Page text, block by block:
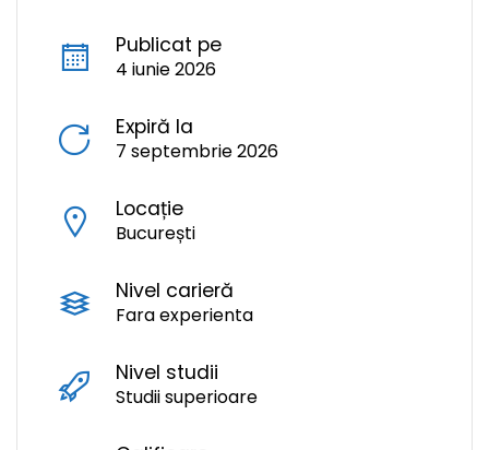
Publicat pe
4 iunie 2026
Expiră la
7 septembrie 2026
Locație
București
Nivel carieră
Fara experienta
Nivel studii
Studii superioare